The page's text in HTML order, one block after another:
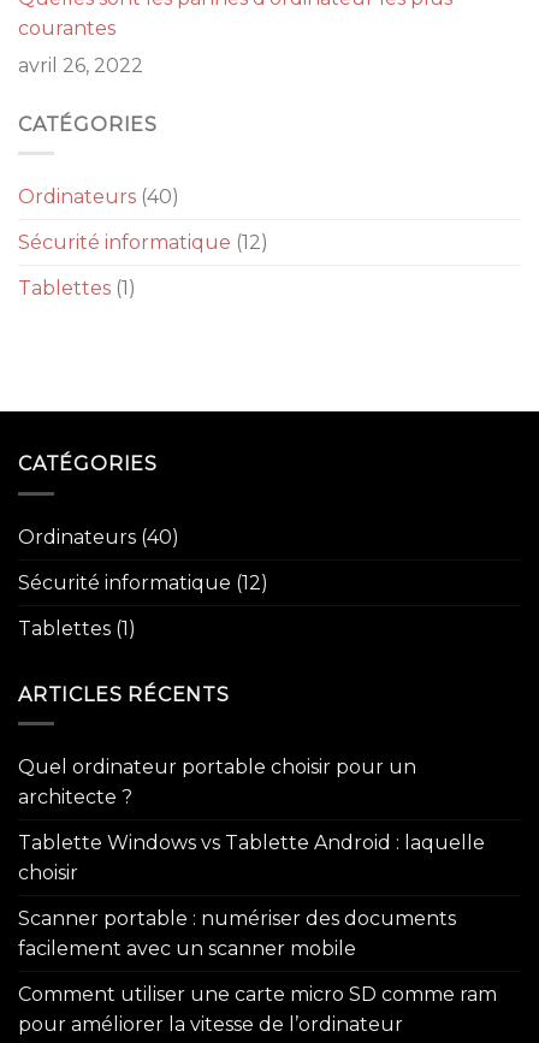
courantes
avril 26, 2022
CATÉGORIES
Ordinateurs (40)
Sécurité informatique (12)
Tablettes (1)
CATÉGORIES
Ordinateurs (40)
Sécurité informatique (12)
Tablettes (1)
ARTICLES RÉCENTS
Quel ordinateur portable choisir pour un
architecte ?
Tablette Windows vs Tablette Android : laquelle
choisir
Scanner portable : numériser des documents
facilement avec un scanner mobile
Comment utiliser une carte micro SD comme ram
pour améliorer la vitesse de l’ordinateur